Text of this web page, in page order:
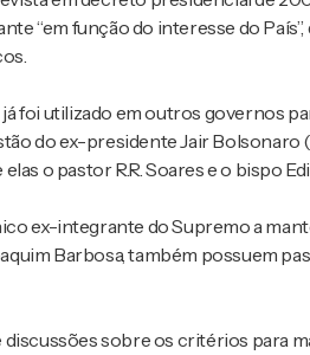
“em função do interesse do
foi utilizado em outros governos
do ex-presidente Jair
o pastor R.R. Soares e o bispo
ex-integrante do Supremo a
Barbosa, também possuem
sobre os critérios para